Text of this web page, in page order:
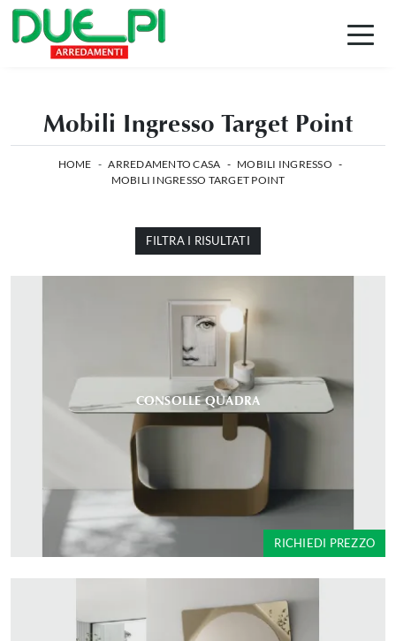
Mobili Ingresso Target Point
HOME - ARREDAMENTO CASA - MOBILI INGRESSO -
MOBILI INGRESSO TARGET POINT
FILTRA I RISULTATI
CONSOLLE QUADRA
RICHIEDI PREZZO